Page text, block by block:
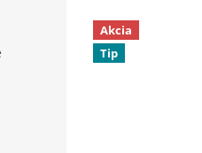
Akcia
Tip